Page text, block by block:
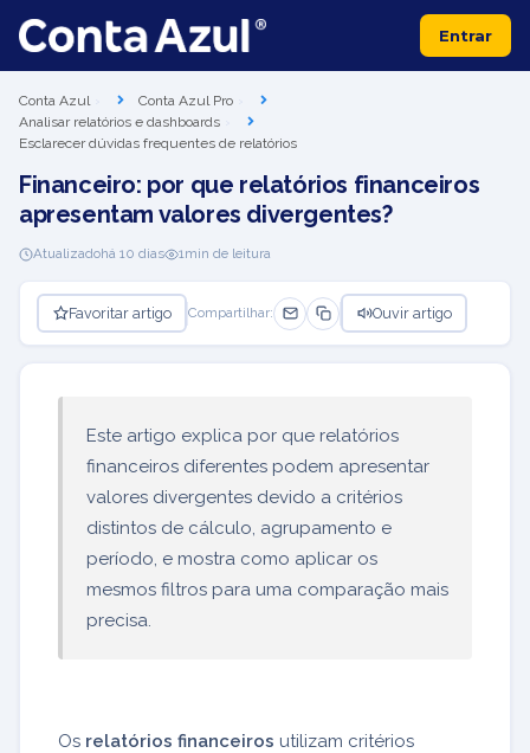
Entrar
Conta Azul
Conta Azul Pro
Analisar relatórios e dashboards
Esclarecer dúvidas frequentes de relatórios
Financeiro: por que relatórios financeiros
apresentam valores divergentes?
Atualizadohá 10 dias 1min de leitura
Favoritar artigo Compartilhar: Ouvir artigo
Este artigo explica por que relatórios
financeiros diferentes podem apresentar
valores divergentes devido a critérios
distintos de cálculo, agrupamento e
período, e mostra como aplicar os
mesmos filtros para uma comparação mais
precisa.
Os relatórios financeiros utilizam critérios